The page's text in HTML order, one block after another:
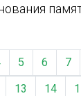
5 6 7
13 14